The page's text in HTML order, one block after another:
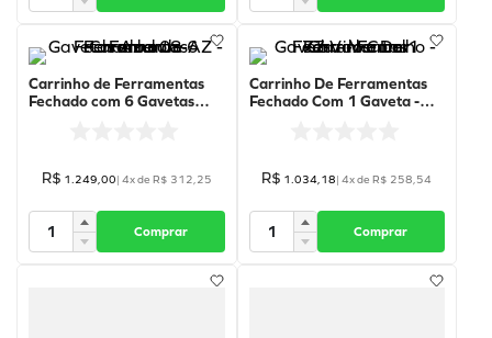
Carrinho de Ferramentas
Fechado com 6 Gavetas
R$ 1.249,00| 4x de R$ 312,25
Comprar
Carrinho De Ferramentas
Fechado Com 1 Gaveta -
R$ 1.034,18|4x deR$ 258,54
Comprar